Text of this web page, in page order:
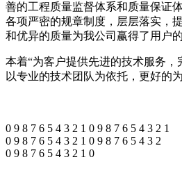
善的工程质量监督体系和质量保证
各项严密的规章制度，层层落实，
和优异的质量为我公司赢得了用户的
本着“为客户提供先进的技术服务，
以专业的技术团队为依托，更好的
0 9 8 7 6 5 4 3 2 1 0 9 8 7 6 5 4 3 2 1
0 9 8 7 6 5 4 3 2 1 0 9 8 7 6 5 4 3 2
0 9 8 7 6 5 4 3 2 1 0